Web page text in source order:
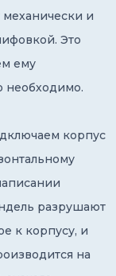
и
Это
ему
необходимо.
корпус
разрушают
к корпусу, и
на